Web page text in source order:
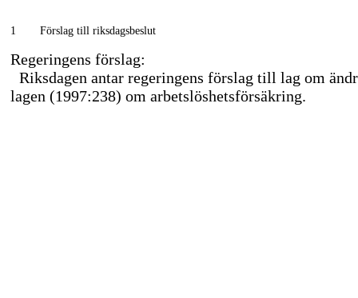
1 Förslag till riksdagsbeslut
Regeringens förslag:
Riksdagen antar regeringens förslag till lag om
lagen (1997:238) om arbetslöshetsförsäkring.